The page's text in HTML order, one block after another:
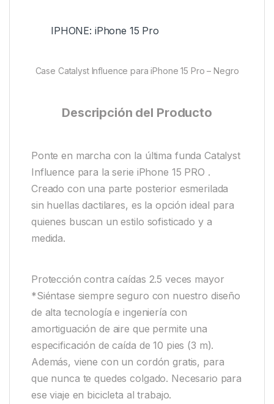
IPHONE: iPhone 15 Pro
Case Catalyst Influence para iPhone 15 Pro – Negro
Descripción del Producto
Ponte en marcha con la última funda Catalyst
Influence para la serie iPhone 15 PRO .
Creado con una parte posterior esmerilada
sin huellas dactilares, es la opción ideal para
quienes buscan un estilo sofisticado y a
medida.
Protección contra caídas 2.5 veces mayor
*Siéntase siempre seguro con nuestro diseño
de alta tecnología e ingeniería con
amortiguación de aire que permite una
especificación de caída de 10 pies (3 m).
Además, viene con un cordón gratis, para
que nunca te quedes colgado. Necesario para
ese viaje en bicicleta al trabajo.